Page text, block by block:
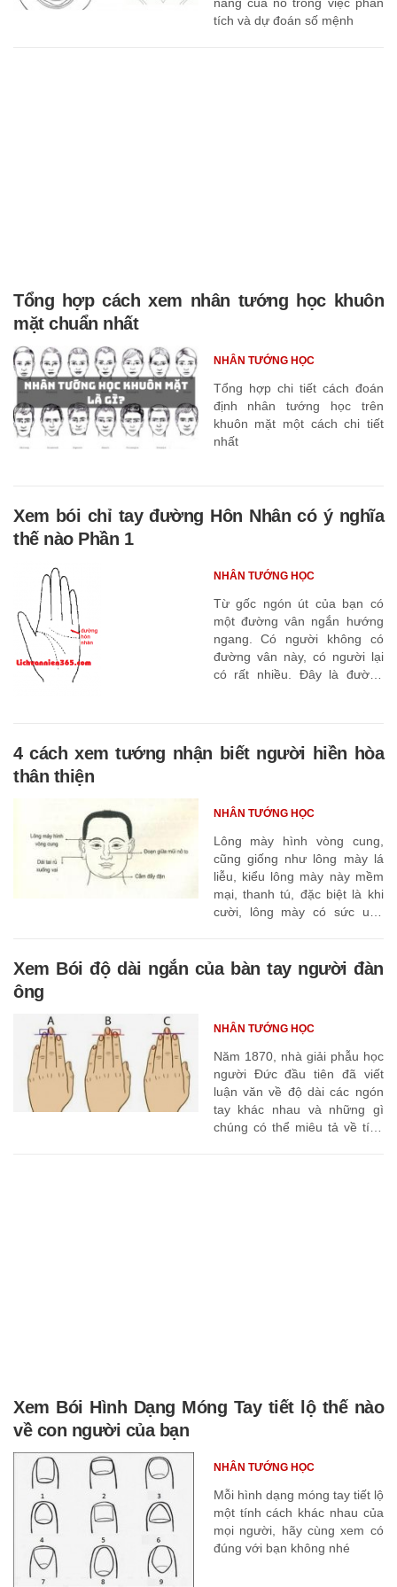
tích và dự đoán số mệnh
Tổng hợp cách xem nhân tướng học khuôn
mặt chuẩn nhất
Tổng hợp chi tiết cách đoán
định nhân tướng học trên
khuôn mặt một cách chi tiết
nhất
NHÂN TƯỚNG HỌC
Xem bói chỉ tay đường Hôn Nhân có ý nghĩa
thế nào Phần 1
Từ gốc ngón út của bạn có
một đường vân ngắn hướng
ngang. Có người không có
đường vân này, có người lại
có rất nhiều. Đây là đường
NHÂN TƯỚNG HỌC
4 cách xem tướng nhận biết người hiền hòa
thân thiện
Lông mày hình vòng cung,
cũng giống như lông mày lá
liễu, kiểu lông mày này mềm
mại, thanh tú, đặc biệt là khi
cười, lông mày có sức uốn
NHÂN TƯỚNG HỌC
Xem Bói độ dài ngắn của bàn tay người đàn
ông
Năm 1870, nhà giải phẫu học
người Đức đầu tiên đã viết
luận văn về độ dài các ngón
tay khác nhau và những gì
chúng có thể miêu tả về tính
NHÂN TƯỚNG HỌC
Xem Bói Hình Dạng Móng Tay tiết lộ thế nào
về con người của bạn
Mỗi hình dạng móng tay tiết lộ
một tính cách khác nhau của
mọi người, hãy cùng xem có
đúng với bạn không nhé
NHÂN TƯỚNG HỌC